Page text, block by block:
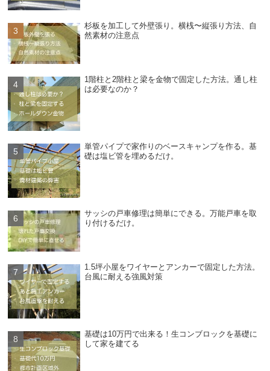
杉板を加工して外壁張り。横桟〜縦張り方法、自
然素材の注意点
1階柱と2階柱と梁を金物で固定した方法。通し柱
は必要なのか？
単管パイプで家作りのベースキャンプを作る。基
礎は塩ビ管を埋めるだけ。
サッシの戸車修理は簡単にできる。万能戸車を取
り付けるだけ。
1.5坪小屋をワイヤーとアンカーで固定した方法。
台風に耐える強風対策
基礎は10万円で出来る！生コンブロックを基礎に
して家を建てる